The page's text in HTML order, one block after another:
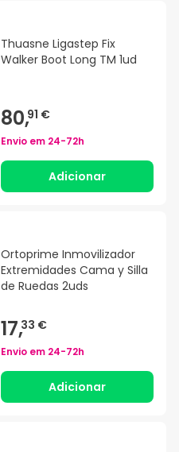
Thuasne Ligastep Fix
Walker Boot Long TM 1ud
80,91 €
Envio em 24-72h
Adicionar
Ortoprime Inmovilizador
Extremidades Cama y Silla
de Ruedas 2uds
17,33 €
Envio em 24-72h
Adicionar